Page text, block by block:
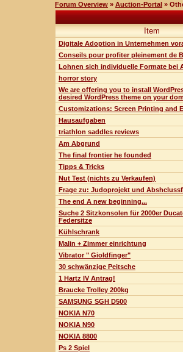
Forum Overview » Auction-Portal »
Item
Digitale Adoption in Unternehmen
Conseils pour profiter pleinement de
Lohnen sich individuelle Formate bei
horror story
We are offering you to install
desired WordPress theme on your
Customizations: Screen Printing and
Hausaufgaben
triathlon saddles reviews
Am Abgrund
The final frontier he founded
Tipps & Tricks
Nut Test (nichts zu Verkaufen)
Frage zu: Judoprojekt und
The end A new beginning...
Suche 2 Sitzkonsolen für 2000er
Federsitze
Kühlschrank
Malin + Zimmer einrichtung
Vibrator " Gioldfinger"
30 schwänzige Peitsche
1 Hartz IV Antrag!
Braucke Trolley 200kg
SAMSUNG SGH D500
NOKIA N70
NOKIA N90
NOKIA 8800
Ps 2 Spiel